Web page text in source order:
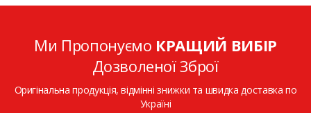
Ми Пропонуємо КРАЩИЙ ВИБІР
Дозволеної Зброї
Оригінальна продукція, відмінні знижки та швидка доставка по
Україні